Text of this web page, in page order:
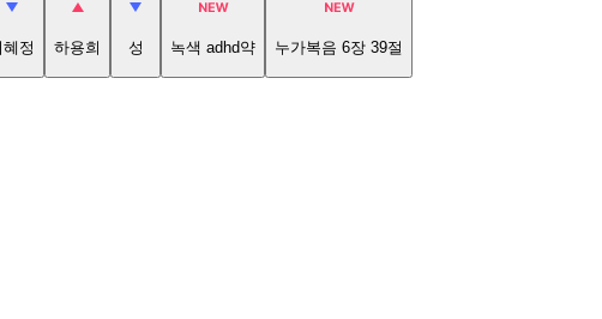
혜정 하용희 성 녹색 adhd약 누가복음 6장 39절